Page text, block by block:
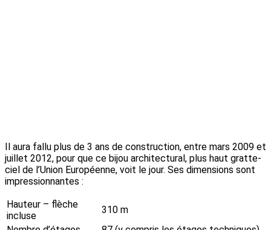
Il aura fallu plus de 3 ans de construction, entre mars 2009 et
juillet 2012, pour que ce bijou architectural, plus haut gratte-
ciel de l’Union Européenne, voit le jour. Ses dimensions sont
impressionnantes :
Hauteur – flèche
incluse
310 m